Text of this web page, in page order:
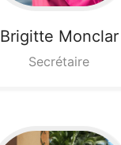
Brigitte Monclar
Secrétaire